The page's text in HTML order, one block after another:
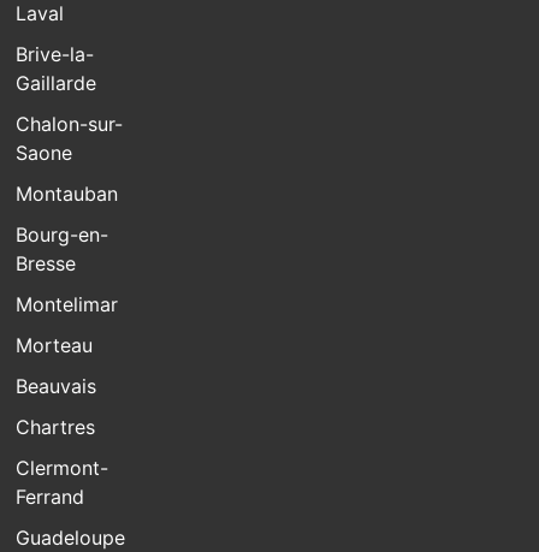
Laval
Brive-la-
Gaillarde
Chalon-sur-
Saone
Montauban
Bourg-en-
Bresse
Montelimar
Morteau
Beauvais
Chartres
Clermont-
Ferrand
Guadeloupe